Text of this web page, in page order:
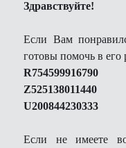
Здравствуйте!
Если Вам
готовы помочь в
R754599916790
Z525138011440
U200844230333
Если не имеете